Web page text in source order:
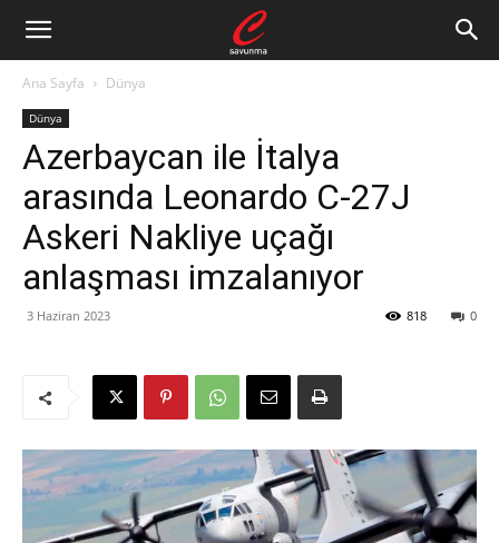
Ana Sayfa Dünya
Dünya
Azerbaycan ile İtalya
arasında Leonardo C-27J
Askeri Nakliye uçağı
anlaşması imzalanıyor
3 Haziran 2023 0
818